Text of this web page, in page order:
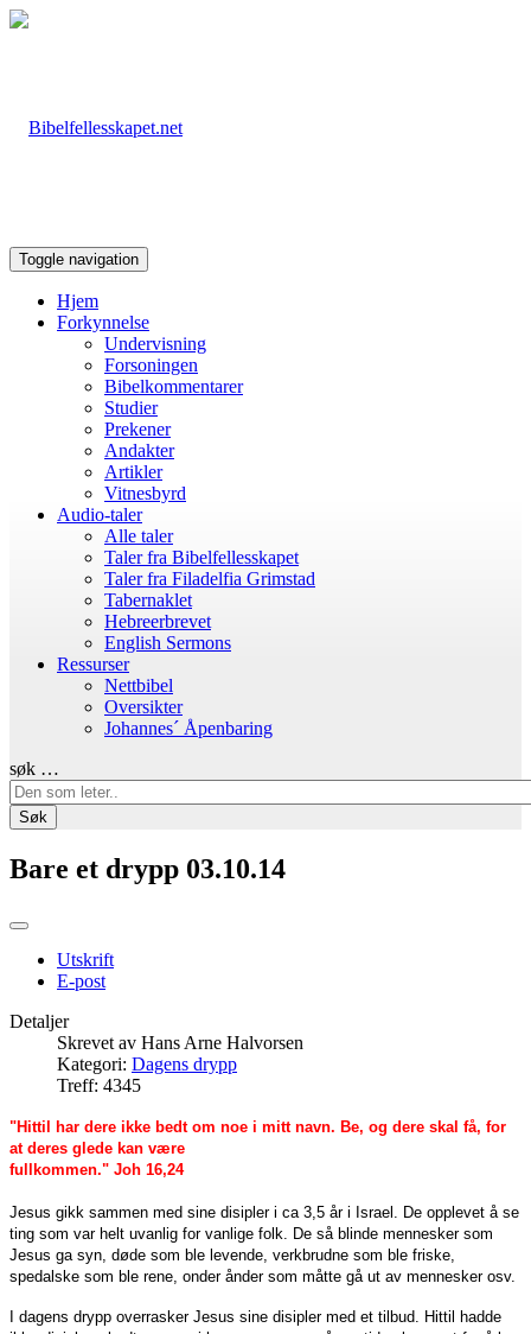
Toggle navigation
Hjem
Forkynnelse
Undervisning
Forsoningen
Bibelkommentarer
Studier
Prekener
Andakter
Artikler
Vitnesbyrd
Audio-taler
Alle taler
Taler fra Bibelfellesskapet
Taler fra Filadelfia Grimstad
Tabernaklet
Hebreerbrevet
English Sermons
Ressurser
Nettbibel
Oversikter
Johannes´ Åpenbaring
søk …
Søk
Bare et drypp 03.10.14
Utskrift
E-post
Detaljer
Skrevet av Hans Arne Halvorsen
Kategori: Dagens drypp
Treff: 4345
"Hittil har dere ikke bedt om noe i mitt navn. Be, og dere skal få, for
at deres glede kan være
fullkommen." Joh 16,24
Jesus gikk sammen med sine disipler i ca 3,5 år i Israel. De opplevet å se
ting som var helt uvanlig for vanlige folk. De så blinde mennesker som
Jesus ga syn, døde som ble levende, verkbrudne som ble friske,
spedalske som ble rene, onder ånder som måtte gå ut av mennesker osv.
I dagens drypp overrasker Jesus sine disipler med et tilbud. Hittil hadde